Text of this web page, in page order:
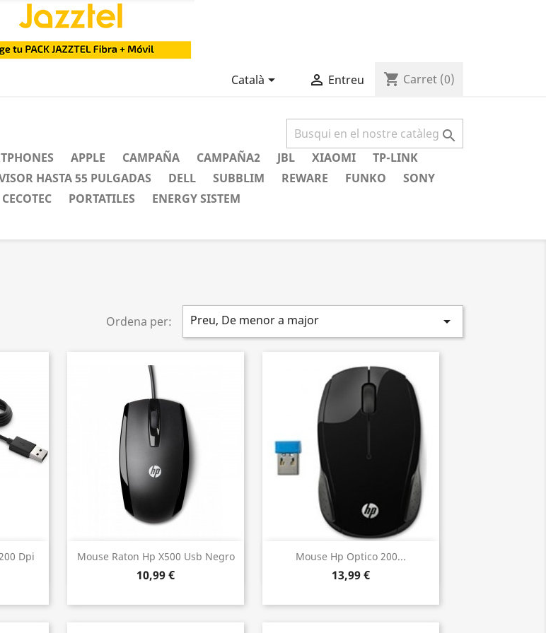
Català  Entreu shopping_cart Carret (0)

APPLE CAMPAÑA CAMPAÑA2 JBL XIAOMI
TP-LINK
HASTA 55 PULGADAS DELL SUBBLIM REWARE FUNKO
SONY
CECOTEC PORTATILES ENERGY SISTEM
Ordena per: Preu, De menor a major 
Dpi Mouse Raton Hp X500 Usb Negro
10,99 €
Vista ràpida Mouse Hp Optico 200...
13,99 €
Vista ràpida